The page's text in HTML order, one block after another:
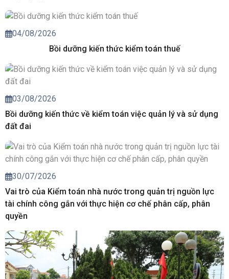
04/08/2026
Bồi dưỡng kiến thức kiểm toán thuế
03/08/2026
Bồi dưỡng kiến thức về kiểm toán việc quản lý và sử dụng
đất đai
30/07/2026
Vai trò của Kiểm toán nhà nước trong quản trị nguồn lực
tài chính công gắn với thực hiện cơ chế phân cấp, phân
quyền